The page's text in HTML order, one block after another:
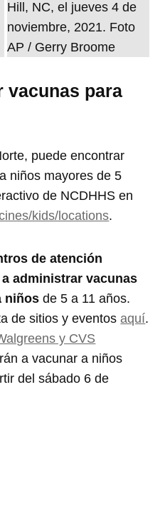
vacunas para
puede encontrar
niños mayores de 5
de NCDHHS en
kids/locations.
de atención
administrar vacunas
niños de 5 a 11 años.
de sitios y eventosaquí.
y CVS
a vacunar a niños
del sábado 6 de